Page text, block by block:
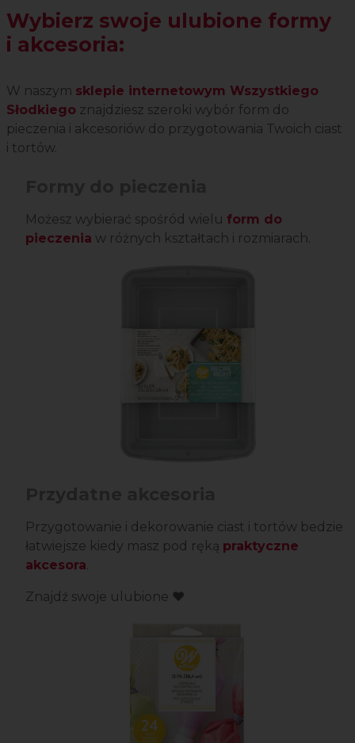
Wybierz swoje ulubione formy
i akcesoria:
W naszym sklepie internetowym Wszystkiego
Słodkiego znajdziesz szeroki wybór form do
pieczenia i akcesoriów do przygotowania Twoich ciast
i tortów.
Możesz wybierać spośród wielu form do
pieczenia w różnych kształtach i rozmiarach.
Przygotowanie i dekorowanie ciast i tortów bedzie
łatwiejsze kiedy masz pod ręką praktyczne
akcesora.
Znajdź swoje ulubione ❤️